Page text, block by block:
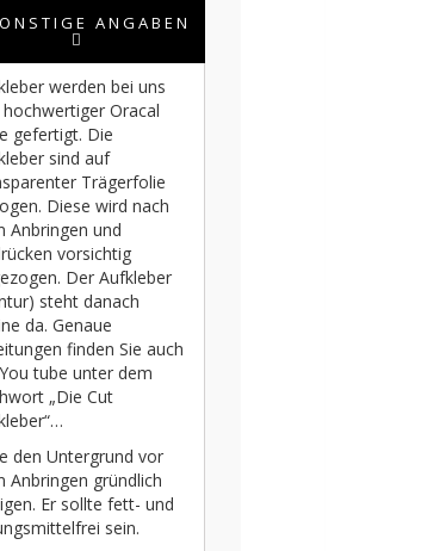
ANGABEN
werden bei uns
Oracal
gefertigt. Die
sind auf
Trägerfolie
Diese wird nach
Anbringen und
vorsichtig
Der Aufkleber
steht danach
da. Genaue
finden Sie auch
tube unter dem
„Die Cut
den Untergrund vor
Anbringen gründlich
Er sollte fett- und
sein.